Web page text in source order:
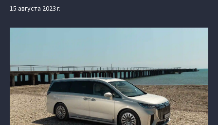
15 августа 2023 г.